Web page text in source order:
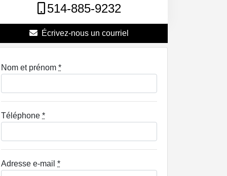
514-885-9232
Écrivez-nous un courriel
Nom et prénom *
Téléphone *
Adresse e-mail *